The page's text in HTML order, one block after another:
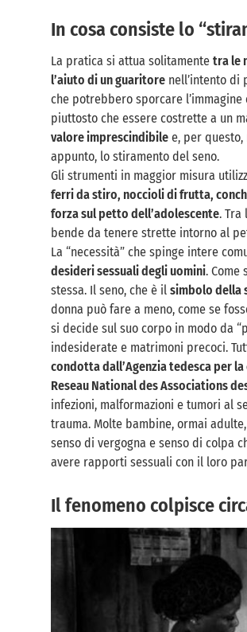
In cosa consiste lo
La pratica si attua solitamente tra le
l’aiuto di un guaritore nell’intento di
che potrebbero sporcare
piuttosto che essere costrette a un
valore imprescindibile e, per
appunto, lo stiramento del seno.
Gli strumenti in maggior misura
ferri da stiro, noccioli di frutta,
forza sul petto dell’adolescente. Tra
bende da tenere strette intorno al
La “necessità” che spinge intere
desideri sessuali degli uomini. Come
stessa. Il seno, che è il simbolo della
donna può fare a meno, come se
si decide sul suo corpo in modo da
indesiderate e matrimoni precoci.
condotta dall’Agenzia tedesca per
Reseau National des Associations
infezioni, malformazioni e tumori al
trauma. Molte bambine, ormai
senso di vergogna e senso di colpa
avere rapporti sessuali con il loro
Il fenomeno colpisce